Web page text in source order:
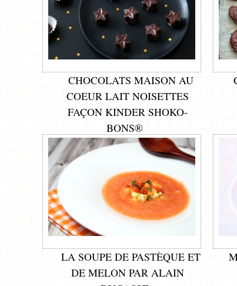
CHOCOLATS MAISON AU
COEUR LAIT NOISETTES
FAÇON KINDER SHOKO-
BONS®
LA SOUPE DE PASTÈQUE ET
DE MELON PAR ALAIN